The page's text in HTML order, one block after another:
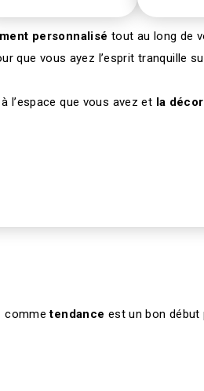
personnalisé tout au long de
que vous ayez l’esprit tranquille
l’espace que vous avez et la
commetendance est un bon